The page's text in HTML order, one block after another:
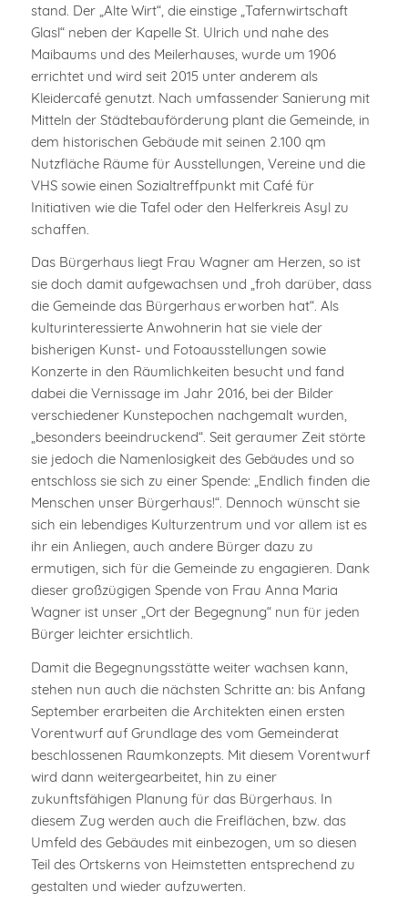
stand. Der „Alte Wirt“, die einstige „Tafernwirtschaft
Glasl“ neben der Kapelle St. Ulrich und nahe des
Maibaums und des Meilerhauses, wurde um 1906
errichtet und wird seit 2015 unter anderem als
Kleidercafé genutzt. Nach umfassender Sanierung mit
Mitteln der Städtebauförderung plant die Gemeinde, in
dem historischen Gebäude mit seinen 2.100 qm
Nutzfläche Räume für Ausstellungen, Vereine und die
VHS sowie einen Sozialtreffpunkt mit Café für
Initiativen wie die Tafel oder den Helferkreis Asyl zu
schaffen.
Das Bürgerhaus liegt Frau Wagner am Herzen, so ist
sie doch damit aufgewachsen und „froh darüber, dass
die Gemeinde das Bürgerhaus erworben hat“. Als
kulturinteressierte Anwohnerin hat sie viele der
bisherigen Kunst- und Fotoausstellungen sowie
Konzerte in den Räumlichkeiten besucht und fand
dabei die Vernissage im Jahr 2016, bei der Bilder
verschiedener Kunstepochen nachgemalt wurden,
„besonders beeindruckend“. Seit geraumer Zeit störte
sie jedoch die Namenlosigkeit des Gebäudes und so
entschloss sie sich zu einer Spende: „Endlich finden die
Menschen unser Bürgerhaus!“. Dennoch wünscht sie
sich ein lebendiges Kulturzentrum und vor allem ist es
ihr ein Anliegen, auch andere Bürger dazu zu
ermutigen, sich für die Gemeinde zu engagieren. Dank
dieser großzügigen Spende von Frau Anna Maria
Wagner ist unser „Ort der Begegnung“ nun für jeden
Bürger leichter ersichtlich.
Damit die Begegnungsstätte weiter wachsen kann,
stehen nun auch die nächsten Schritte an: bis Anfang
September erarbeiten die Architekten einen ersten
Vorentwurf auf Grundlage des vom Gemeinderat
beschlossenen Raumkonzepts. Mit diesem Vorentwurf
wird dann weitergearbeitet, hin zu einer
zukunftsfähigen Planung für das Bürgerhaus. In
diesem Zug werden auch die Freiflächen, bzw. das
Umfeld des Gebäudes mit einbezogen, um so diesen
Teil des Ortskerns von Heimstetten entsprechend zu
gestalten und wieder aufzuwerten.